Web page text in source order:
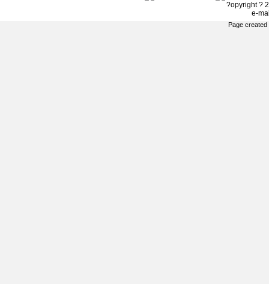
?opyright ?
e-
Page